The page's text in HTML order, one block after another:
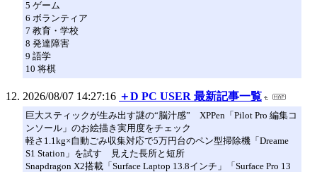
5 ゲーム
6 ボランティア
7 教育・学校
8 発達障害
9 語学
10 将棋
2026/08/07 14:27:16 ＋D PC USER 最新記事一覧
巨大スティックが生み出す謎の“脳汁感” XPPen「Pilot Pro 編集コ
ンソール」のお絵描き実用度をチェック
軽さ1.1kg×自動ごみ収集対応で5万円台のペン型掃除機「Dreame
S1 Station」を試す 見えた長所と短所
Snapdragon X2搭載「Surface Laptop 13.8インチ」「Surface Pro 13